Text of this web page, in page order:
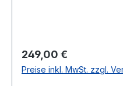
Dach noch einmal
jetzt um einiges fester
Ausbleichen durch
Regulärer Preis:
249,00 €
Preise inkl. MwSt. zzgl.